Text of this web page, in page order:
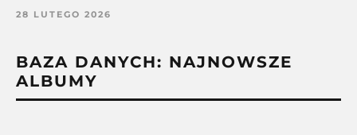
28 LUTEGO 2026
BAZA DANYCH: NAJNOWSZE
ALBUMY